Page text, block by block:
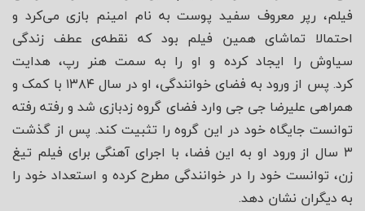
فیلم، رپر معروف سفید پوست به نام امینم بازی می‌کرد و
احتمالا تماشای همین فیلم بود که نقطه‌ی عطف زندگی
سیاوش را ایجاد کرده و او را به سمت هنر رپ، هدایت
کرد. پس از ورود به فضای خوانندگی، او در سال ۱۳۸۴ با کمک و
همراهی علیرضا جی جی وارد فضای گروه زدبازی شد و رفته رفته
توانست جایگاه خود در این گروه را تثبیت کند. پس از گذشت
۳ سال از ورود او به این فضا، با اجرای آهنگی برای فیلم تیغ
زن، توانست خود را در خوانندگی مطرح کرده و استعداد خود را
به دیگران نشان دهد.